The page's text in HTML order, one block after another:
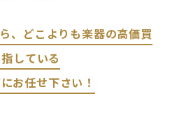
、どこよりも楽器の高価買
している
お任せ下さい！